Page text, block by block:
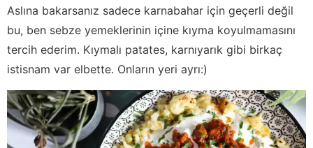
Aslına bakarsanız sadece karnabahar için geçerli değil
bu, ben sebze yemeklerinin içine kıyma koyulmamasını
tercih ederim. Kıymalı patates, karnıyarık gibi birkaç
istisnam var elbette. Onların yeri ayrı:)